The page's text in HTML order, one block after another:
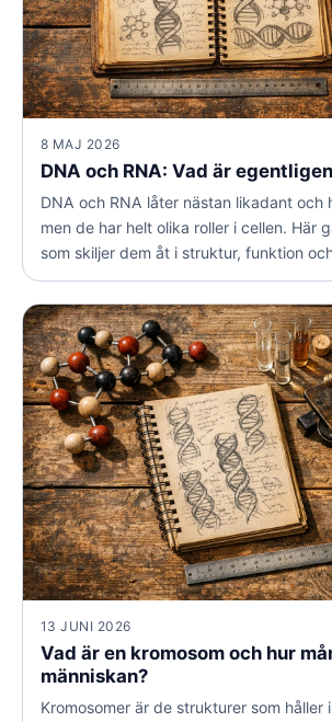
8 MAJ 2026
DNA och RNA: Vad är
DNA och RNA låter nästan likadant och
men de har helt olika roller i cellen. Här
som skiljer dem åt i struktur, funktion
varför båda är livsnödvändiga för allt
13 JUNI 2026
Vad är en kromosom och hur
människan?
Kromosomer är de strukturer som håller